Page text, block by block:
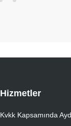
Hizmetler
Kvkk Kapsamında